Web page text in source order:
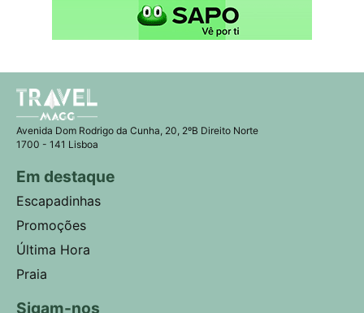
Avenida Dom Rodrigo da Cunha, 20, 2ºB Direito Norte
1700 - 141 Lisboa
Em destaque
Escapadinhas
Promoções
Última Hora
Praia
Sigam-nos